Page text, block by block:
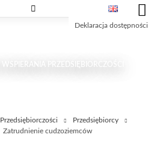
Deklaracja dostępności
PRZEDSIĘBIORCZOŚCI
Przedsiębiorcy
Zatrudnienie cudzoziemców